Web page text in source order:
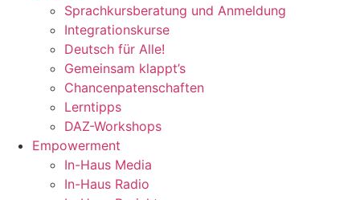
Sprachkursberatung und Anmeldung
Integrationskurse
Deutsch für Alle!
Gemeinsam klappt’s
Chancenpatenschaften
Lerntipps
DAZ-Workshops
Empowerment
In-Haus Media
In-Haus Radio